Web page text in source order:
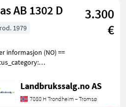
drobne
AB 1302 D
3.300
€
1979
informasjon (NO) ==
number upon
9504 See
9504
Landbrukssalg.no AS
7080 H Trondheim – Tromsø